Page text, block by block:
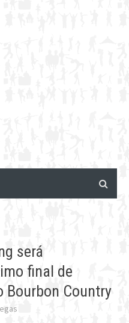
será
final de
Bourbon Country